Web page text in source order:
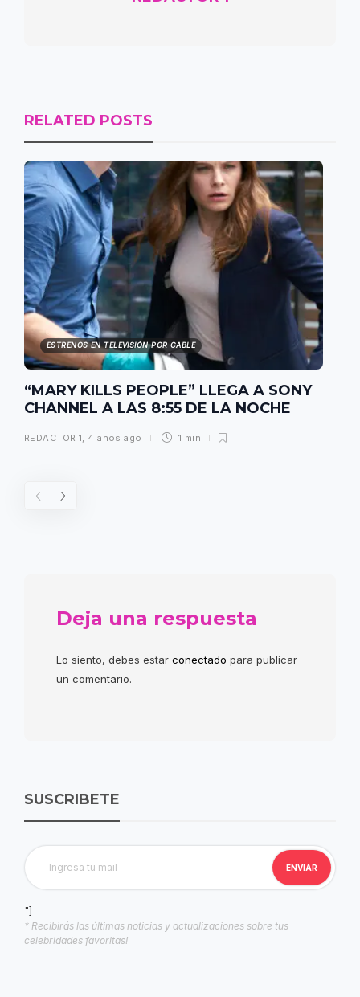
RELATED POSTS
ESTRENOS EN TELEVISIÓN POR CABLE
“MARY KILLS PEOPLE” LLEGA A SONY
CHANNEL A LAS 8:55 DE LA NOCHE
REDACTOR 1, 4 años ago 1 min
Deja una respuesta
Lo siento, debes estar conectado para publicar
un comentario.
SUSCRIBETE
"]
* Recibirás las últimas noticias y actualizaciones sobre tus
celebridades favoritas!